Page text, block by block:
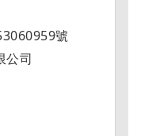
號
公司